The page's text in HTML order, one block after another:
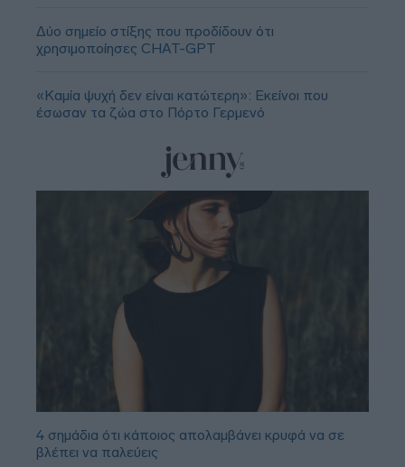
Δύο σημείο στίξης που προδίδουν ότι
χρησιμοποίησες CHAT-GPT
«Καμία ψυχή δεν είναι κατώτερη»: Εκείνοι που
έσωσαν τα ζώα στο Πόρτο Γερμενό
4 σημάδια ότι κάποιος απολαμβάνει κρυφά να σε
βλέπει να παλεύεις